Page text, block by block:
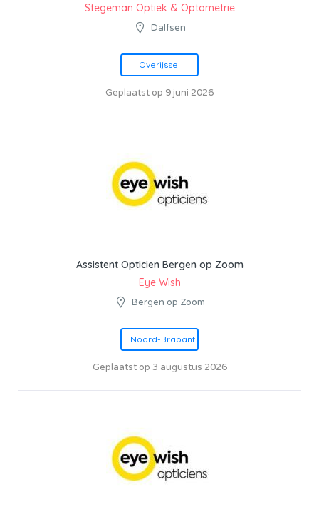
Stegeman Optiek & Optometrie
Dalfsen
Overijssel
Geplaatst op 9 juni 2026
Assistent Opticien Bergen op Zoom
Eye Wish
Bergen op Zoom
Noord-Brabant
Geplaatst op 3 augustus 2026